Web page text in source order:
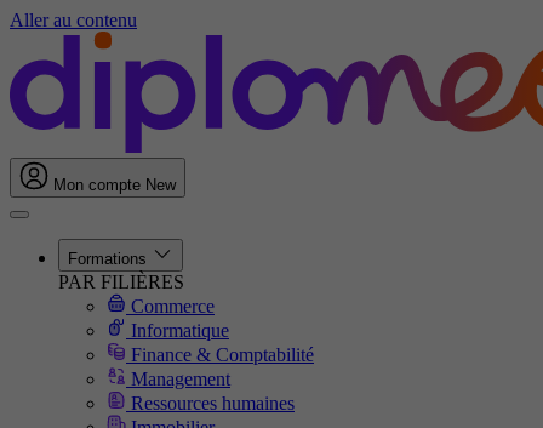
Aller au contenu
Mon compte New
Formations
PAR FILIÈRES
Commerce
Informatique
Finance & Comptabilité
Management
Ressources humaines